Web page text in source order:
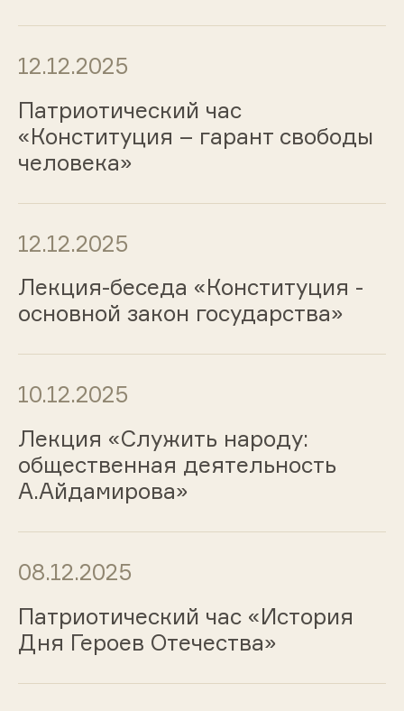
12.12.2025
Патриотический час
«Конституция – гарант свободы
человека»
12.12.2025
Лекция-беседа «Конституция -
основной закон государства»
10.12.2025
Лекция «Служить народу:
общественная деятельность
А.Айдамирова»
08.12.2025
Патриотический час «История
Дня Героев Отечества»